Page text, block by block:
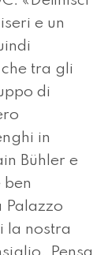
e un
tra gli
di
in
Bühler e
ben
Palazzo
la nostra